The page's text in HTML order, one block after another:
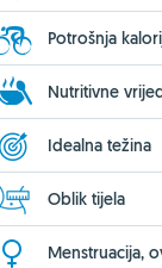
Potrošnja
Nutritivne
Idealna težina
Oblik tijela
Menstruacija,